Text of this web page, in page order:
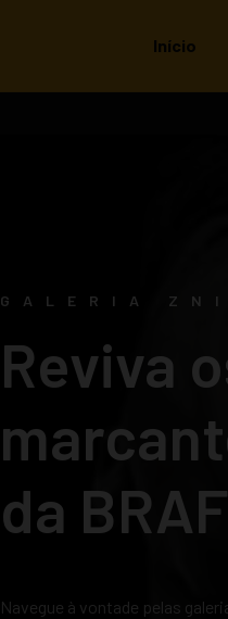
Início
GALERIA
Reviva
da
Navegue à vontade pelas